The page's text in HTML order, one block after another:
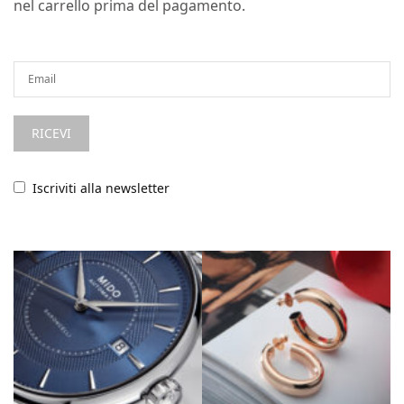
nel carrello prima del pagamento.
Iscriviti alla newsletter